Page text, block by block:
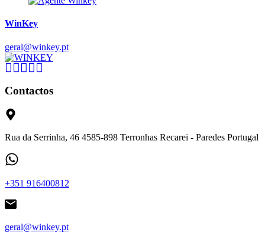
WinKey
geral@winkey.pt
Contactos
Rua da Serrinha, 46 4585-898 Terronhas Recarei - Paredes Portugal
+351 916400812
geral@winkey.pt